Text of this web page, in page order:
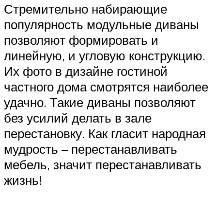
Стремительно набирающие
популярность модульные диваны
позволяют формировать и
линейную, и угловую конструкцию.
Их фото в дизайне гостиной
частного дома смотрятся наиболее
удачно. Такие диваны позволяют
без усилий делать в зале
перестановку. Как гласит народная
мудрость – перестанавливать
мебель, значит перестанавливать
жизнь!